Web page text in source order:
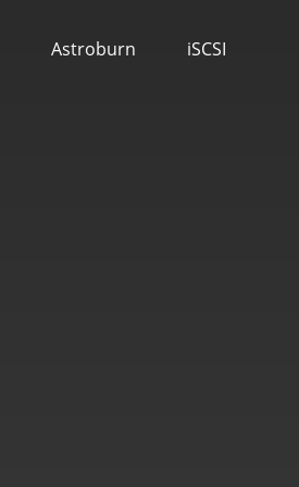
Astroburn iSCSI